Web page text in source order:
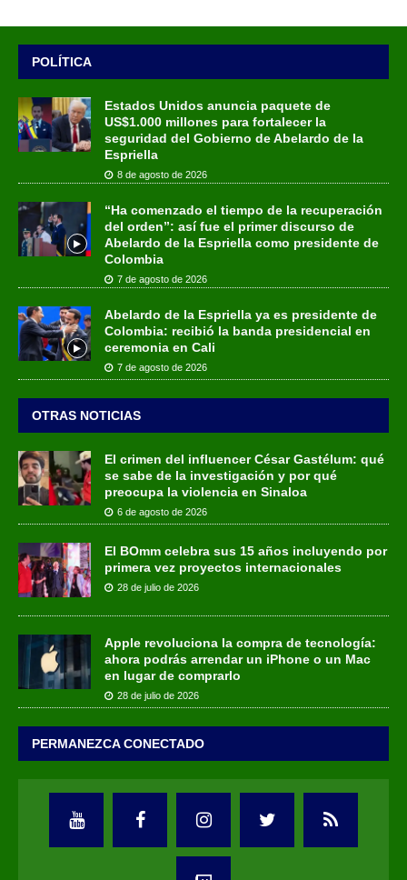
POLÍTICA
Estados Unidos anuncia paquete de
US$1.000 millones para fortalecer la
seguridad del Gobierno de Abelardo de la
Espriella
8 de agosto de 2026
“Ha comenzado el tiempo de la recuperación
del orden”: así fue el primer discurso de
Abelardo de la Espriella como presidente de
Colombia
7 de agosto de 2026
Abelardo de la Espriella ya es presidente de
Colombia: recibió la banda presidencial en
ceremonia en Cali
7 de agosto de 2026
OTRAS NOTICIAS
El crimen del influencer César Gastélum: qué
se sabe de la investigación y por qué
preocupa la violencia en Sinaloa
6 de agosto de 2026
El BOmm celebra sus 15 años incluyendo por
primera vez proyectos internacionales
28 de julio de 2026
Apple revoluciona la compra de tecnología:
ahora podrás arrendar un iPhone o un Mac
en lugar de comprarlo
28 de julio de 2026
PERMANEZCA CONECTADO